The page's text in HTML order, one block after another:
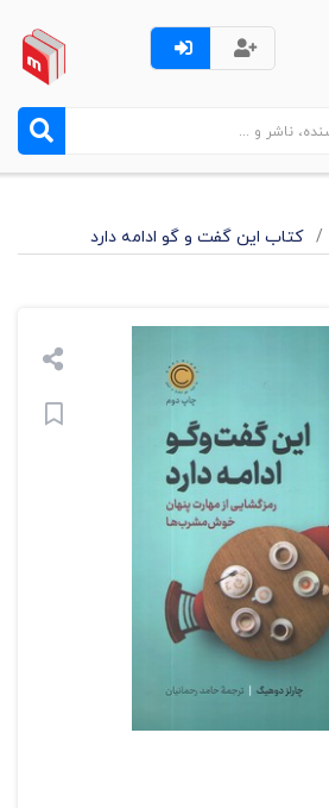
کتاب این گفت و گو ادامه دارد